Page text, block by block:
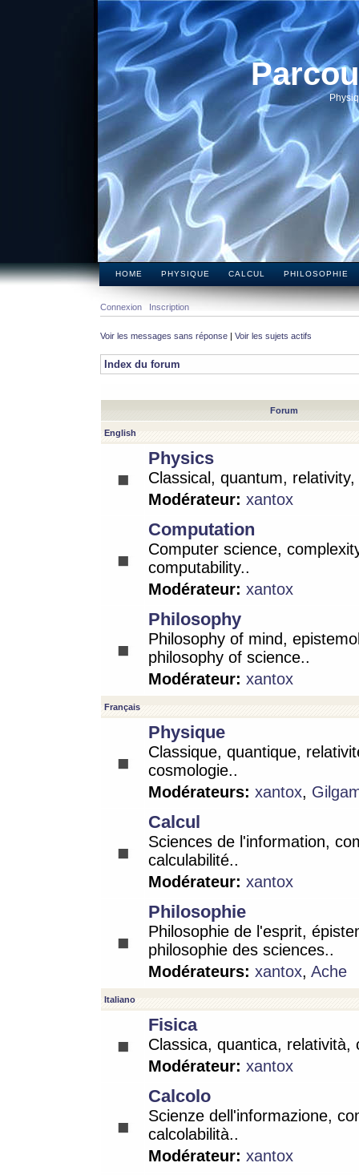
HOME PHYSIQUE CALCUL PHILOSOPHIE
Connexion Inscription
Voir les messages sans réponse | Voir les sujets actifs
Index du forum
Forum
English
Physics
Classical, quantum,
Modérateur: xantox
Computation
Computer science,
computability..
Modérateur: xantox
Philosophy
Philosophy of mind,
philosophy of science..
Modérateur: xantox
Français
Physique
Classique, quantique,
cosmologie..
Modérateurs: xantox,
Calcul
Sciences de l'information,
calculabilité..
Modérateur: xantox
Philosophie
Philosophie de l'esprit,
philosophie des sciences..
Modérateurs: xantox, Ache
Italiano
Fisica
Classica, quantica, relatività,
Modérateur: xantox
Calcolo
Scienze dell'informazione,
calcolabilità..
Modérateur: xantox